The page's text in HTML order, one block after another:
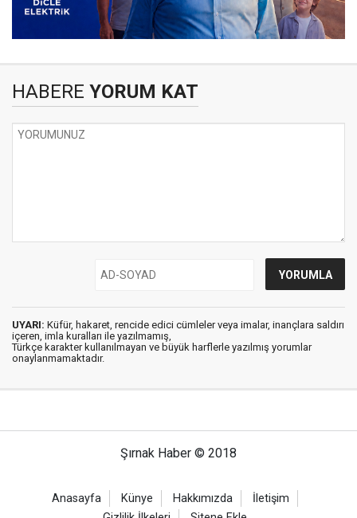
HABERE YORUM KAT
UYARI: Küfür, hakaret, rencide edici cümleler veya imalar, inançlara saldırı
içeren, imla kuralları ile yazılmamış,
Türkçe karakter kullanılmayan ve büyük harflerle yazılmış yorumlar
onaylanmamaktadır.
Şırnak Haber © 2018
Anasayfa Künye Hakkımızda
İletişim